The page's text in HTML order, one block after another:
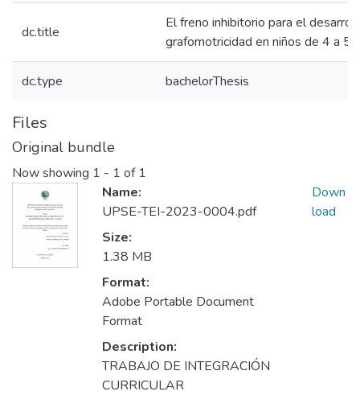
dc.title
El freno inhibitorio para el
grafomotricidad en niños de 4 a 5
dc.type bachelorThesis
Files
Original bundle
Now showing 1 - 1 of 1
Name:
UPSE-TEI-2023-0004.pdf
Size:
1.38 MB
Format:
Adobe Portable Document
Format
Description:
TRABAJO DE INTEGRACIÓN
CURRICULAR
Down
load